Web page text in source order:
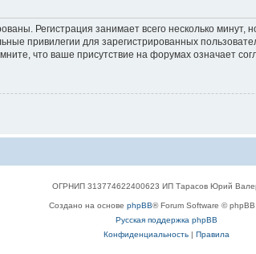
Регистрация занимает всего несколько
привилегии для зарегистрированных
что ваше присутствие на форумах означает
ОГРНИП 313774622400623 ИП Тарасов Юрий
Создано на основеphpBB® Forum Software © phpBB
Русская поддержка phpBB
Конфиденциальность |Правила